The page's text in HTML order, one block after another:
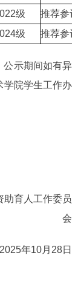
级
推荐参
级 推荐参
公示期间如有异
学院学生工作办
助育人工作委员
会
2025年10月28日